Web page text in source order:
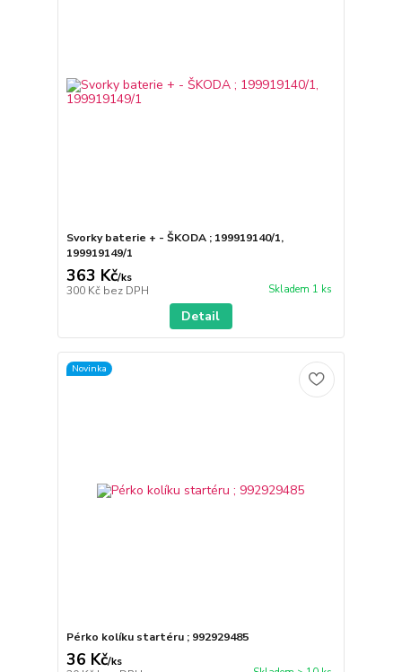
Svorky baterie + - ŠKODA ; 199919140/1,
199919149/1
363 Kč/ks
300 Kč bez DPH Skladem 1 ks
Detail
Novinka
Pérko kolíku startéru ; 992929485
36 Kč/ks